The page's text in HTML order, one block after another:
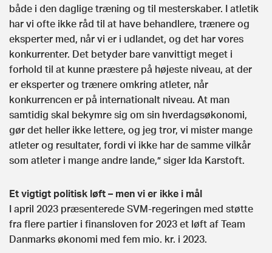
både i den daglige træning og til mesterskaber. I atletik
har vi ofte ikke råd til at have behandlere, trænere og
eksperter med, når vi er i udlandet, og det har vores
konkurrenter. Det betyder bare vanvittigt meget i
forhold til at kunne præstere på højeste niveau, at der
er eksperter og trænere omkring atleter, når
konkurrencen er på internationalt niveau. At man
samtidig skal bekymre sig om sin hverdagsøkonomi,
gør det heller ikke lettere, og jeg tror, vi mister mange
atleter og resultater, fordi vi ikke har de samme vilkår
som atleter i mange andre lande,” siger Ida Karstoft.
Et vigtigt politisk løft – men vi er ikke i mål
I april 2023 præsenterede SVM-regeringen med støtte
fra flere partier i finansloven for 2023 et løft af Team
Danmarks økonomi med fem mio. kr. i 2023.